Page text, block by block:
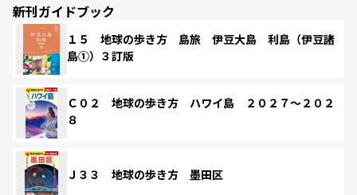
新刊ガイドブック
１５ 地球の歩き方 島旅 伊豆大島 利島（伊豆諸
島①）３訂版
Ｃ０２ 地球の歩き方 ハワイ島 ２０２７～２０２
８
Ｊ３３ 地球の歩き方 墨田区